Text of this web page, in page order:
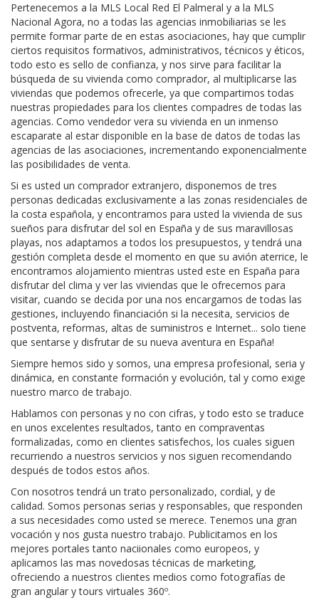
Pertenecemos a la MLS Local Red El Palmeral y a la MLS
Nacional Agora, no a todas las agencias inmobiliarias se les
permite formar parte de en estas asociaciones, hay que cumplir
ciertos requisitos formativos, administrativos, técnicos y éticos,
todo esto es sello de confianza, y nos sirve para facilitar la
búsqueda de su vivienda como comprador, al multiplicarse las
viviendas que podemos ofrecerle, ya que compartimos todas
nuestras propiedades para los clientes compadres de todas las
agencias. Como vendedor vera su vivienda en un inmenso
escaparate al estar disponible en la base de datos de todas las
agencias de las asociaciones, incrementando exponencialmente
las posibilidades de venta.
Si es usted un comprador extranjero, disponemos de tres
personas dedicadas exclusivamente a las zonas residenciales de
la costa española, y encontramos para usted la vivienda de sus
sueños para disfrutar del sol en España y de sus maravillosas
playas, nos adaptamos a todos los presupuestos, y tendrá una
gestión completa desde el momento en que su avión aterrice, le
encontramos alojamiento mientras usted este en España para
disfrutar del clima y ver las viviendas que le ofrecemos para
visitar, cuando se decida por una nos encargamos de todas las
gestiones, incluyendo financiación si la necesita, servicios de
postventa, reformas, altas de suministros e Internet... solo tiene
que sentarse y disfrutar de su nueva aventura en España!
Siempre hemos sido y somos, una empresa profesional, seria y
dinámica, en constante formación y evolución, tal y como exige
nuestro marco de trabajo.
Hablamos con personas y no con cifras, y todo esto se traduce
en unos excelentes resultados, tanto en compraventas
formalizadas, como en clientes satisfechos, los cuales siguen
recurriendo a nuestros servicios y nos siguen recomendando
después de todos estos años.
Con nosotros tendrá un trato personalizado, cordial, y de
calidad. Somos personas serias y responsables, que responden
a sus necesidades como usted se merece. Tenemos una gran
vocación y nos gusta nuestro trabajo. Publicitamos en los
mejores portales tanto naciionales como europeos, y
aplicamos las mas novedosas técnicas de marketing,
ofreciendo a nuestros clientes medios como fotografías de
gran angular y tours virtuales 360º.